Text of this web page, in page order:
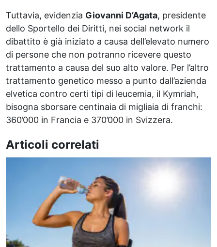
Tuttavia, evidenzia Giovanni D’Agata, presidente
dello Sportello dei Diritti, nei social network il
dibattito è già iniziato a causa dell’elevato numero
di persone che non potranno ricevere questo
trattamento a causa del suo alto valore. Per l’altro
trattamento genetico messo a punto dall’azienda
elvetica contro certi tipi di leucemia, il Kymriah,
bisogna sborsare centinaia di migliaia di franchi:
360’000 in Francia e 370’000 in Svizzera.
Articoli correlati